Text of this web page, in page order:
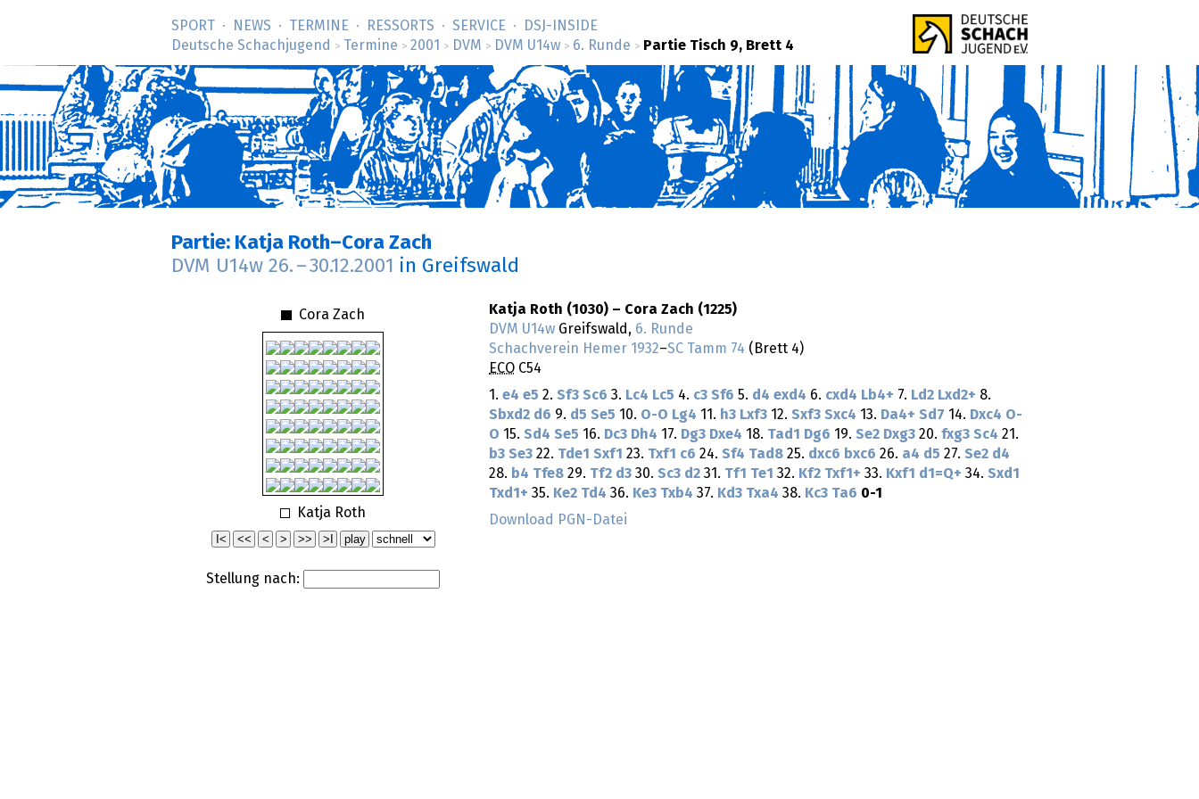
SPORT NEWS TERMINE RESSORTS SERVICE
DSJ-­INSIDE
Deutsche Schachjugend
> Termine > 2001 > DVM > DVM U14w > 6. Runde > Partie Tisch 9, Brett 4
Partie: Katja Roth–Cora Zach
DVM U14w 26. –30.12.2001 in Greifswald
Cora Zach
Katja Roth
Stellung nach:
Katja Roth (1030) – Cora Zach (1225)
DVM U14w Greifswald, 6. Runde
Schachverein Hemer 1932–SC Tamm 74 (Brett 4)
ECO C54
1. e4 e5 2. Sf3 Sc6 3. Lc4 Lc5 4. c3 Sf6 5. d4 exd4 6. cxd4 Lb4+ 7. Ld2 Lxd2+ 8.
Sbxd2 d6 9. d5 Se5 10. O-O Lg4 11. h3 Lxf3 12. Sxf3 Sxc4 13. Da4+ Sd7 14. Dxc4 O-
O 15. Sd4 Se5 16. Dc3 Dh4 17. Dg3 Dxe4 18. Tad1 Dg6 19. Se2 Dxg3 20. fxg3 Sc4 21.
b3 Se3 22. Tde1 Sxf1 23. Txf1 c6 24. Sf4 Tad8 25. dxc6 bxc6 26. a4 d5 27. Se2 d4
28. b4 Tfe8 29. Tf2 d3 30. Sc3 d2 31. Tf1 Te1 32. Kf2 Txf1+ 33. Kxf1 d1=Q+ 34. Sxd1
Txd1+ 35. Ke2 Td4 36. Ke3 Txb4 37. Kd3 Txa4 38. Kc3 Ta6 0-1
Download PGN-Datei